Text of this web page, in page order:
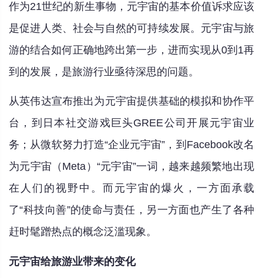
作为21世纪的新生事物，元宇宙的基本价值诉求应该
是促进人类、社会与自然的可持续发展。元宇宙与旅
游的结合如何正确地跨出第一步，进而实现从0到1再
到的发展，是旅游行业亟待深思的问题。
从英伟达宣布推出为元宇宙提供基础的模拟和协作平
台，到日本社交游戏巨头GREE公司开展元宇宙业
务；从微软努力打造“企业元宇宙”，到Facebook改名
为元宇宙（Meta）“元宇宙”一词，越来越频繁地出现
在人们的视野中。而元宇宙的爆火，一方面承载
了“科技向善”的使命与责任，另一方面也产生了各种
赶时髦蹭热点的概念泛滥现象。
元宇宙给旅游业带来的变化